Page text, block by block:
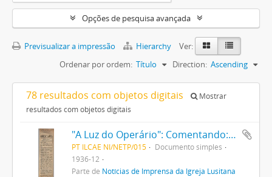
Opções de pesquisa avançada
Previsualizar a impressão Hierarchy
Ver:
Ordenar por ordem: Título Direction: Ascending
78 resultados com objetos digitais
Mostrar
resultados com objetos digitais
"A Luz do Operário": Comentando: Escola do Torne
PT ILCAE NI/NETP/015
Documento simples
1936-12
Parte de Notícias de Imprensa da Igreja Lusitana